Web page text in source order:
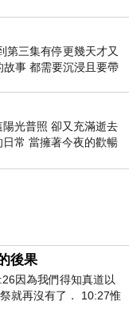
第三集有停更幾天才又
事 都需要沉浸且要帶
光普照 卻又充滿逝去
常 當擁著今夜的歡暢
太陽
後果
因為我們得知真道以
就再沒有了． 10:27惟
敵人的烈火